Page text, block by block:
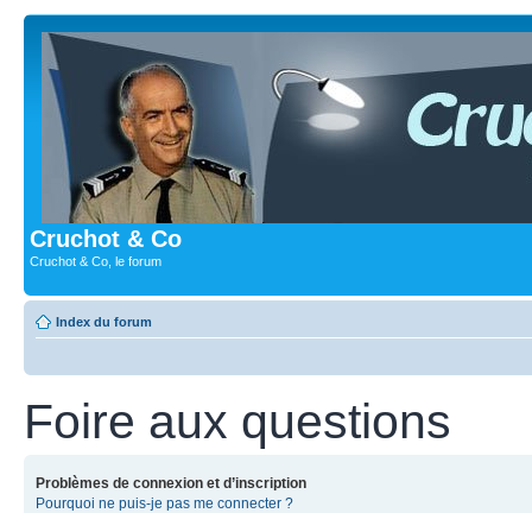
Cruchot & Co
Cruchot & Co, le forum
Index du forum
Foire aux questions
Problèmes de connexion et d’inscription
Pourquoi ne puis-je pas me connecter ?